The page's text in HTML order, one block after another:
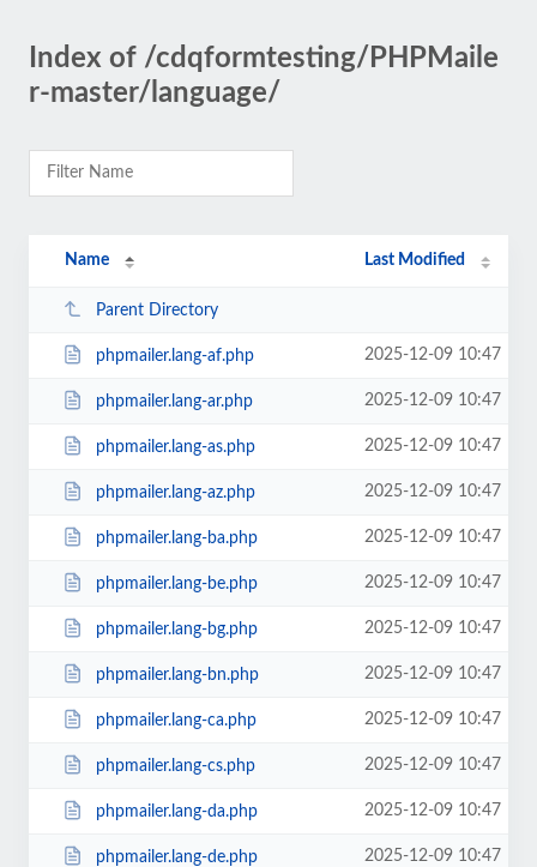
Index of /cdqformtesting/PHPMaile
r-master/language/
Name Last Modified
Parent Directory
phpmailer.lang-af.php 2025-12-09 10:47
phpmailer.lang-ar.php 2025-12-09 10:47
phpmailer.lang-as.php 2025-12-09 10:47
phpmailer.lang-az.php 2025-12-09 10:47
phpmailer.lang-ba.php 2025-12-09 10:47
phpmailer.lang-be.php 2025-12-09 10:47
phpmailer.lang-bg.php 2025-12-09 10:47
phpmailer.lang-bn.php 2025-12-09 10:47
phpmailer.lang-ca.php 2025-12-09 10:47
phpmailer.lang-cs.php 2025-12-09 10:47
phpmailer.lang-da.php 2025-12-09 10:47
phpmailer.lang-de.php 2025-12-09 10:47